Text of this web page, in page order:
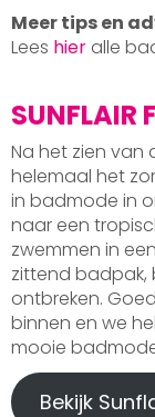
Meer tips en
Lees hier alle
SUNFLAIR
Na het zien van
helemaal het
in badmode in
naar een
zwemmen in
zittend badpak,
ontbreken.
binnen en we
mooie
Bekijk